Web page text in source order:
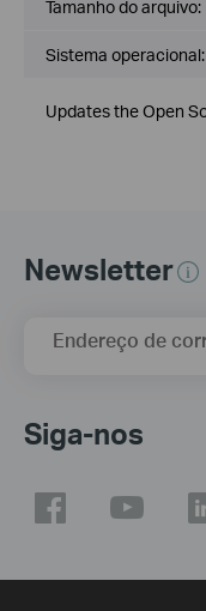
Tamanho do arquivo:
Sistema
Updates the Open
Newsletter
Endereço de
Siga-nos